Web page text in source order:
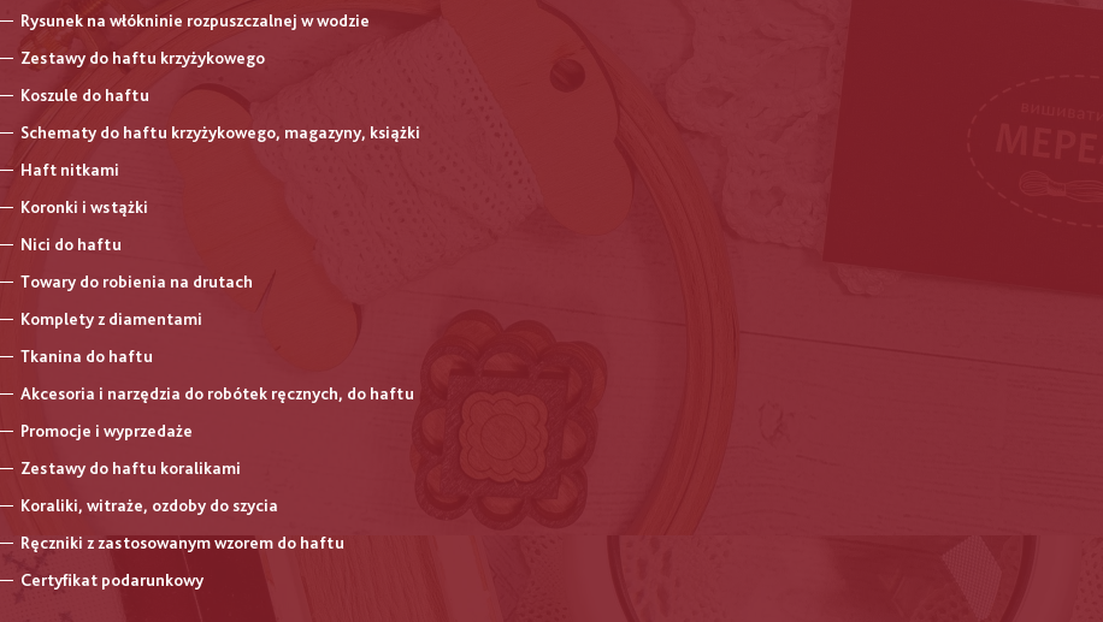
Rysunek na włókninie rozpuszczalnej w wodzie
Zestawy do haftu krzyżykowego
Koszule do haftu
Schematy do haftu krzyżykowego, magazyny, książki
Haft nitkami
Koronki i wstążki
Nici do haftu
Towary do robienia na drutach
Komplety z diamentami
Tkanina do haftu
Akcesoria i narzędzia do robótek ręcznych, do haftu
Promocje i wyprzedaże
Zestawy do haftu koralikami
Koraliki, witraże, ozdoby do szycia
Ręczniki z zastosowanym wzorem do haftu
Certyfikat podarunkowy